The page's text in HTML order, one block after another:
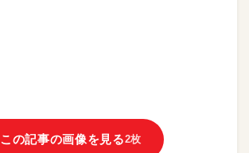
この記事の画像を見る2枚